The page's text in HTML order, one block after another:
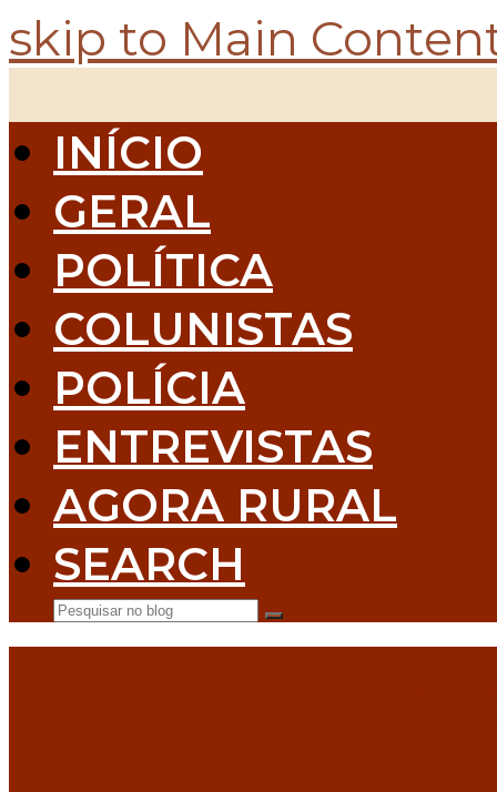
skip to Main
INÍCIO
GERAL
POLÍTICA
COLUNISTAS
POLÍCIA
ENTREVISTAS
AGORA RURAL
SEARCH
Pesquisar no blog
Submit